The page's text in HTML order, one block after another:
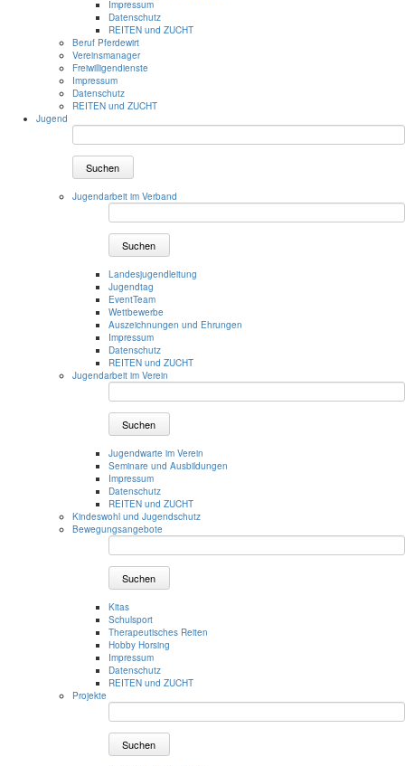
Impressum
Datenschutz
REITEN und ZUCHT
Beruf Pferdewirt
Vereinsmanager
Freiwilligendienste
Impressum
Datenschutz
REITEN und ZUCHT
Jugend
Suchen
Jugendarbeit im Verband
Suchen
Landesjugendleitung
Jugendtag
EventTeam
Wettbewerbe
Auszeichnungen und Ehrungen
Impressum
Datenschutz
REITEN und ZUCHT
Jugendarbeit im Verein
Suchen
Jugendwarte im Verein
Seminare und Ausbildungen
Impressum
Datenschutz
REITEN und ZUCHT
Kindeswohl und Jugendschutz
Bewegungsangebote
Suchen
Kitas
Schulsport
Therapeutisches Reiten
Hobby Horsing
Impressum
Datenschutz
REITEN und ZUCHT
Projekte
Suchen